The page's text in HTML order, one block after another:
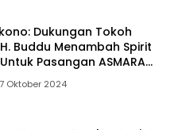
Dukungan Tokoh
Buddu Menambah Spirit
Pasangan ASMARA
Kolaka Timur 2024
Oktober 2024